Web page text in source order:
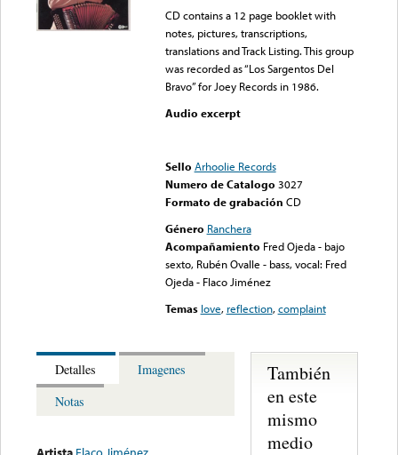
CD contains a 12 page booklet with
notes, pictures, transcriptions,
translations and Track Listing. This group
was recorded as “Los Sargentos Del
Bravo” for Joey Records in 1986.
Audio excerpt
Sello Arhoolie Records
Numero de Catalogo 3027
Formato de grabación CD
Género Ranchera
Acompañamiento Fred Ojeda - bajo
sexto, Rubén Ovalle - bass, vocal: Fred
Ojeda - Flaco Jiménez
Temas love, reflection,complaint
Detalles
Imagenes
Notas
También
en este
mismo
medio